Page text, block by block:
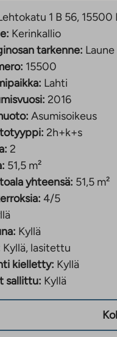
1 B 56, 15500
Kerinkallio
tarkenne: Laune
15500
Lahti
2016
Asumisoikeus
2h+k+s
2
51,5 m²
yhteensä: 51,5 m²
4/5
Kyllä
Kyllä, lasitettu
kielletty: Kyllä
sallittu: Kyllä